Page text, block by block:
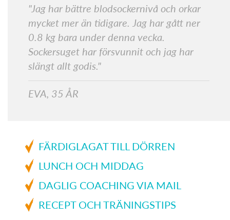
"Jag har bättre blodsockernivå och orkar
mycket mer än tidigare. Jag har gått ner
0.8 kg bara under denna vecka.
Sockersuget har försvunnit och jag har
slängt allt godis."
EVA, 35 ÅR
FÄRDIGLAGAT TILL DÖRREN
LUNCH OCH MIDDAG
DAGLIG COACHING VIA MAIL
RECEPT OCH TRÄNINGSTIPS